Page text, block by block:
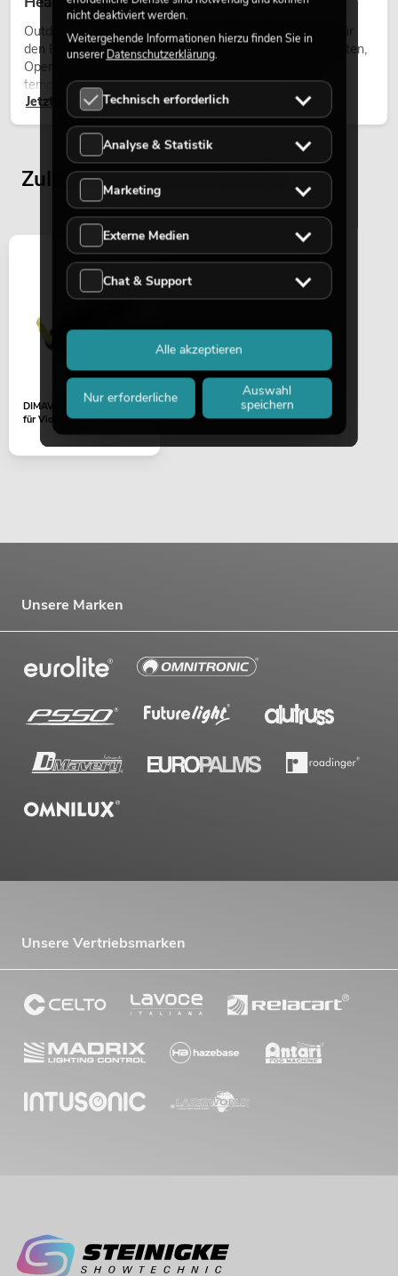
Outdoor Moving-Heads sind bewegliche Scheinwerfer für
den Einsatz im Freien. Sie werden bei Festivals, Stadtfesten,
Open-Air-Konzerten, Architekturinszenierungen und
temporären Außeninstallationen eingesetzt.
Jetzt lesen
Zuletzt angesehene Artikel
DIMAVERY Schulterhalter
für Violine 1/2
Unsere Marken
Unsere Vertriebsmarken
nicht deaktiviert werden.
Weitergehende Informationen hierzu finden Sie in
unsererDatenschutzerklärung.
Technisch erforderlich
Analyse & Statistik
Marketing
Externe Medien
Chat & Support
Nur erforderliche
Auswahl
speichern
Alle akzeptieren